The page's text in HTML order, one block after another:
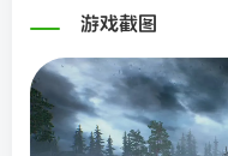
游戏截图